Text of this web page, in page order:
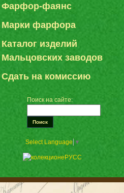
Фарфор-фаянс
Марки фарфора
Каталог изделий
Мальцовских заводов
Сдать на комиссию
Поиск на сайте:
Select Language ▼